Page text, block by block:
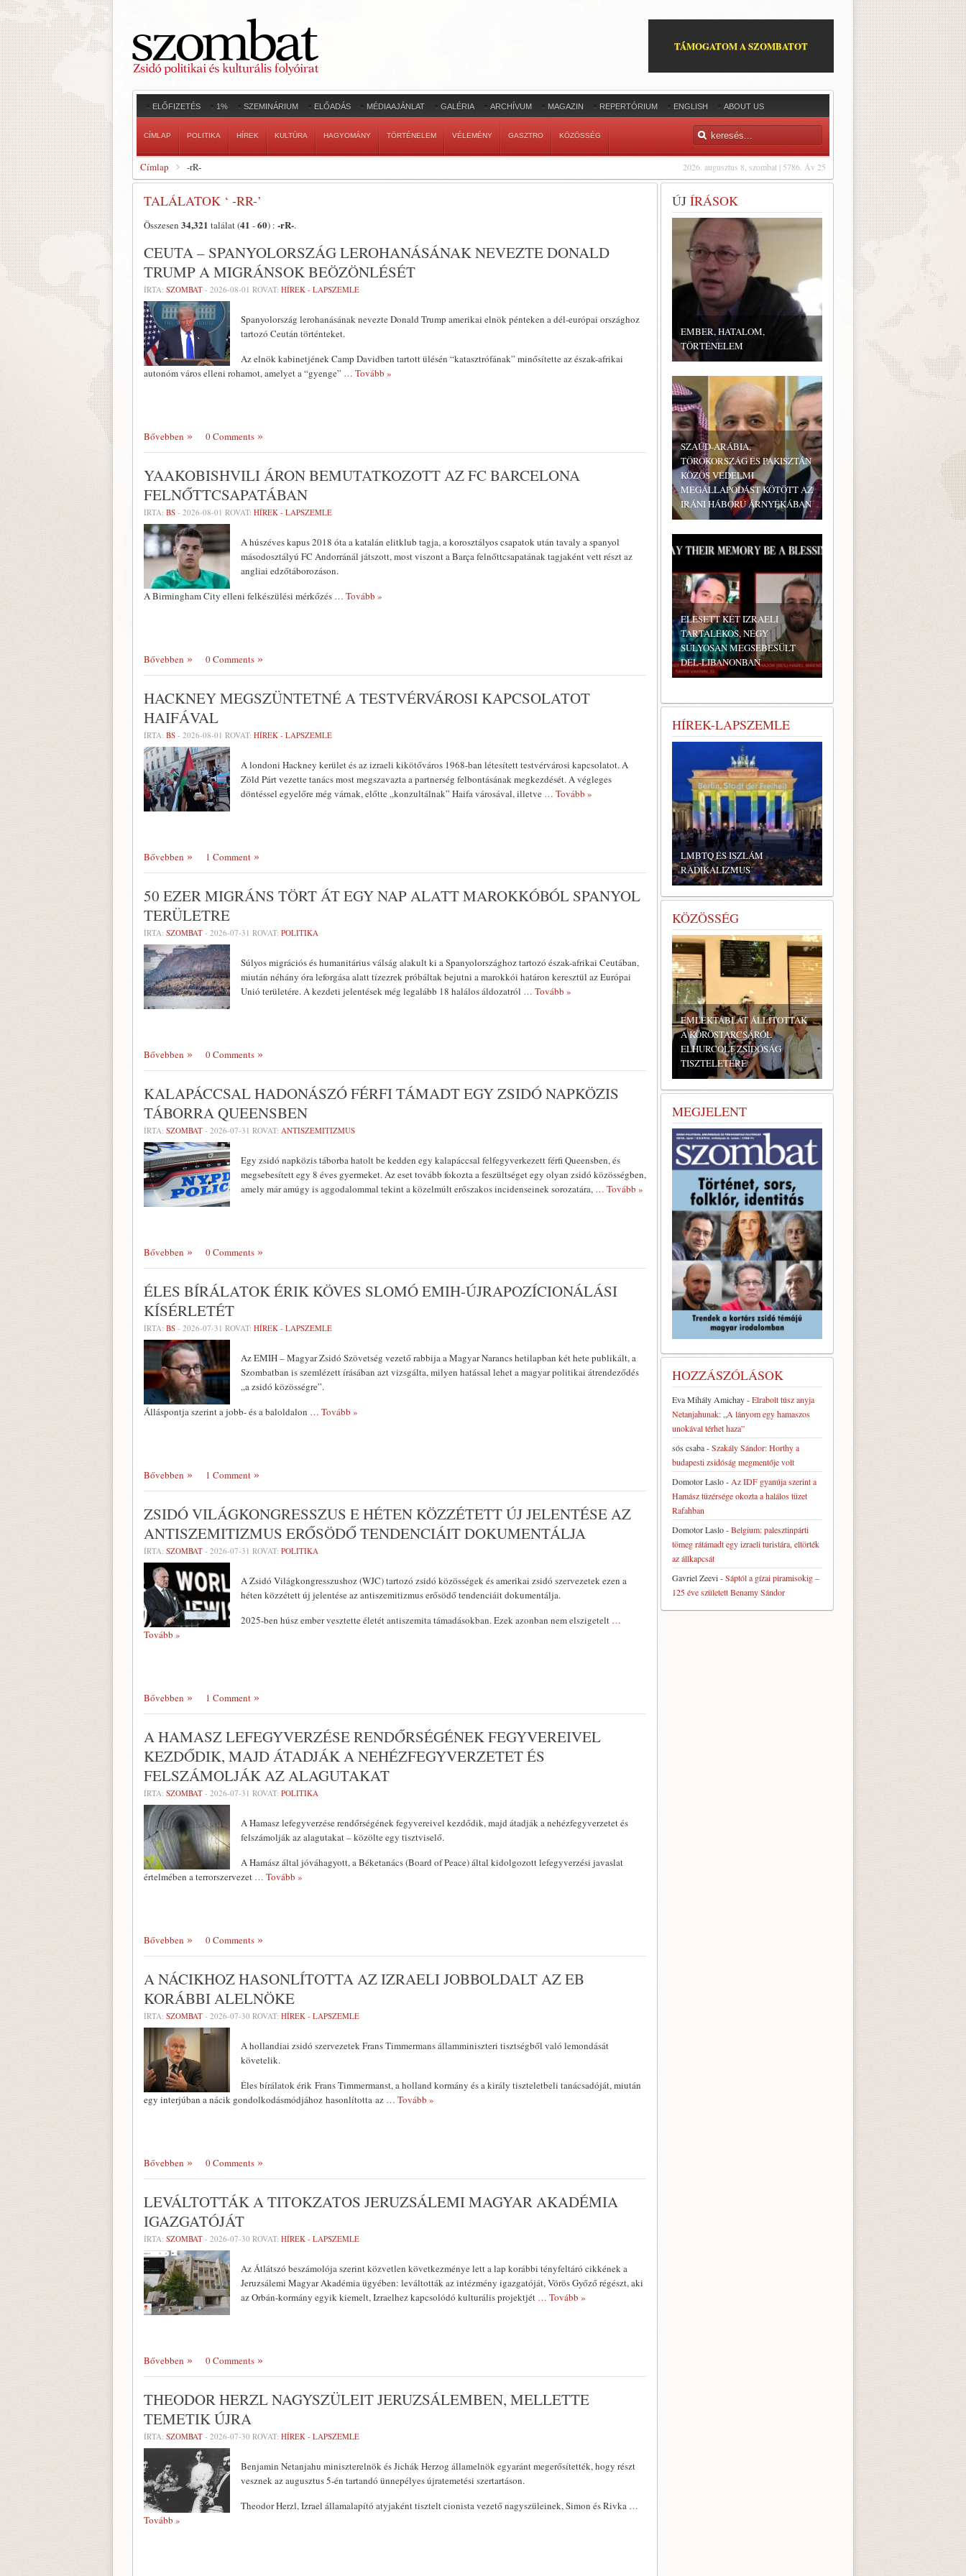
TÁMOGATOM A SZOMBATOT
ELŐFIZETÉS 1% SZEMINÁRIUM ELŐADÁS MÉDIAAJÁNLAT GALÉRIA ARCHÍVUM MAGAZIN REPERTÓRIUM ENGLISH ABOUT US
CÍMLAP POLITIKA HÍREK KULTÚRA HAGYOMÁNY TÖRTÉNELEM VÉLEMÉNY GASZTRO KÖZÖSSÉG
2026. augusztus 8, szombat | 5786. Áv 25
Címlap -rR-
TALÁLATOK ‘ -RR-’
Összesen 34,321 találat (41 -60) : -rR-.
CEUTA – SPANYOLORSZÁG LEROHANÁSÁNAK NEVEZTE DONALD
TRUMP A MIGRÁNSOK BEÖZÖNLÉSÉT
ÍRTA: SZOMBAT - 2026-08-01 ROVAT: HÍREK - LAPSZEMLE
Spanyolország lerohanásának nevezte Donald Trump amerikai elnök pénteken a dél-európai országhoz
tartozó Ceután történteket.
Az elnök kabinetjének Camp Davidben tartott ülésén “katasztrófának” minősítette az észak-afrikai
autonóm város elleni rohamot, amelyet a “gyenge” … Tovább »
Bővebben 0 Comments
YAAKOBISHVILI ÁRON BEMUTATKOZOTT AZ FC BARCELONA
FELNŐTTCSAPATÁBAN
ÍRTA: BS - 2026-08-01 ROVAT: HÍREK - LAPSZEMLE
A húszéves kapus 2018 óta a katalán elitklub tagja, a korosztályos csapatok után tavaly a spanyol
másodosztályú FC Andorránál játszott, most viszont a Barça felnőttcsapatának tagjaként vett részt az
angliai edzőtáborozáson.
A Birmingham City elleni felkészülési mérkőzés … Tovább »
Bővebben 0 Comments
HACKNEY MEGSZÜNTETNÉ A TESTVÉRVÁROSI KAPCSOLATOT
HAIFÁVAL
ÍRTA: BS - 2026-08-01 ROVAT: HÍREK - LAPSZEMLE
A londoni Hackney kerület és az izraeli kikötőváros 1968-ban létesített testvérvárosi kapcsolatot. A
Zöld Párt vezette tanács most megszavazta a partnerség felbontásának megkezdését. A végleges
döntéssel egyelőre még várnak, előtte „konzultálnak” Haifa városával, illetve … Tovább »
Bővebben 1 Comment
50 EZER MIGRÁNS TÖRT ÁT EGY NAP ALATT MAROKKÓBÓL SPANYOL
TERÜLETRE
ÍRTA: SZOMBAT - 2026-07-31 ROVAT: POLITIKA
Súlyos migrációs és humanitárius válság alakult ki a Spanyolországhoz tartozó észak-afrikai Ceutában,
miután néhány óra leforgása alatt tízezrek próbáltak bejutni a marokkói határon keresztül az Európai
Unió területére. A kezdeti jelentések még legalább 18 halálos áldozatról … Tovább »
Bővebben 0 Comments
KALAPÁCCSAL HADONÁSZÓ FÉRFI TÁMADT EGY ZSIDÓ NAPKÖZIS
TÁBORRA QUEENSBEN
ÍRTA: SZOMBAT - 2026-07-31 ROVAT: ANTISZEMITIZMUS
Egy zsidó napközis táborba hatolt be kedden egy kalapáccsal felfegyverkezett férfi Queensben, és
megsebesített egy 8 éves gyermeket. Az eset tovább fokozta a feszültséget egy olyan zsidó közösségben,
amely már amúgy is aggodalommal tekint a közelmúlt erőszakos incidenseinek sorozatára, … Tovább »
Bővebben 0 Comments
ÉLES BÍRÁLATOK ÉRIK KÖVES SLOMÓ EMIH-ÚJRAPOZÍCIONÁLÁSI
KÍSÉRLETÉT
ÍRTA: BS - 2026-07-31 ROVAT: HÍREK - LAPSZEMLE
Az EMIH – Magyar Zsidó Szövetség vezető rabbija a Magyar Narancs hetilapban két hete publikált, a
Szombatban is szemlézett írásában azt vizsgálta, milyen hatással lehet a magyar politikai átrendeződés
„a zsidó közösségre”.
Álláspontja szerint a jobb- és a baloldalon … Tovább »
Bővebben 1 Comment
ZSIDÓ VILÁGKONGRESSZUS E HÉTEN KÖZZÉTETT ÚJ JELENTÉSE AZ
ANTISZEMITIZMUS ERŐSÖDŐ TENDENCIÁIT DOKUMENTÁLJA
ÍRTA: SZOMBAT - 2026-07-31 ROVAT: POLITIKA
A Zsidó Világkongresszushoz (WJC) tartozó zsidó közösségek és amerikai zsidó szervezetek ezen a
héten közzétett új jelentése az antiszemitizmus erősödő tendenciáit dokumentálja.
2025-ben húsz ember vesztette életét antiszemita támadásokban. Ezek azonban nem elszigetelt …
Tovább »
Bővebben 1 Comment
A HAMASZ LEFEGYVERZÉSE RENDŐRSÉGÉNEK FEGYVEREIVEL
KEZDŐDIK, MAJD ÁTADJÁK A NEHÉZFEGYVERZETET ÉS
FELSZÁMOLJÁK AZ ALAGUTAKAT
ÍRTA: SZOMBAT - 2026-07-31 ROVAT: POLITIKA
A Hamasz lefegyverzése rendőrségének fegyvereivel kezdődik, majd átadják a nehézfegyverzetet és
felszámolják az alagutakat – közölte egy tisztviselő.
A Hamász által jóváhagyott, a Béketanács (Board of Peace) által kidolgozott lefegyverzési javaslat
értelmében a terrorszervezet … Tovább »
Bővebben 0 Comments
A NÁCIKHOZ HASONLÍTOTTA AZ IZRAELI JOBBOLDALT AZ EB
KORÁBBI ALELNÖKE
ÍRTA: SZOMBAT - 2026-07-30 ROVAT: HÍREK - LAPSZEMLE
A hollandiai zsidó szervezetek Frans Timmermans államminiszteri tisztségből való lemondását
követelik.
Éles bírálatok érik Frans Timmermanst, a holland kormány és a király tiszteletbeli tanácsadóját, miután
egy interjúban a nácik gondolkodásmódjához hasonlította az … Tovább »
Bővebben 0 Comments
LEVÁLTOTTÁK A TITOKZATOS JERUZSÁLEMI MAGYAR AKADÉMIA
IGAZGATÓJÁT
ÍRTA: SZOMBAT - 2026-07-30 ROVAT: HÍREK - LAPSZEMLE
Az Átlátszó beszámolója szerint közvetlen következménye lett a lap korábbi tényfeltáró cikkének a
Jeruzsálemi Magyar Akadémia ügyében: leváltották az intézmény igazgatóját, Vörös Győző régészt, aki
az Orbán-kormány egyik kiemelt, Izraelhez kapcsolódó kulturális projektjét … Tovább »
Bővebben 0 Comments
THEODOR HERZL NAGYSZÜLEIT JERUZSÁLEMBEN, MELLETTE
TEMETIK ÚJRA
ÍRTA: SZOMBAT - 2026-07-30 ROVAT: HÍREK - LAPSZEMLE
Benjamin Netanjahu miniszterelnök és Jichák Herzog államelnök egyaránt megerősítették, hogy részt
vesznek az augusztus 5-én tartandó ünnepélyes újratemetési szertartáson.
Theodor Herzl, Izrael államalapító atyjaként tisztelt cionista vezető nagyszüleinek, Simon és Rivka …
Tovább »
ÚJ ÍRÁSOK
EMBER, HATALOM,
TÖRTÉNELEM
SZAÚD-ARÁBIA,
TÖRÖKORSZÁG ÉS PAKISZTÁN
KÖZÖS VÉDELMI
MEGÁLLAPODÁST KÖTÖTT AZ
IRÁNI HÁBORÚ ÁRNYÉKÁBAN
ELESETT KÉT IZRAELI
TARTALÉKOS, NÉGY
SÚLYOSAN MEGSEBESÜLT
DÉL-LIBANONBAN
HÍREK-LAPSZEMLE
LMBTQ ÉS ISZLÁM
RADIKALIZMUS
KÖZÖSSÉG
EMLÉKTÁBLÁT ÁLLÍTOTTAK
A KÖRÖSTARCSÁRÓL
ELHURCOLT ZSIDÓSÁG
TISZTELETÉRE
MEGJELENT
HOZZÁSZÓLÁSOK
Eva Mihály Amichay-Elrabolt túsz anyja
Netanjahunak: „A lányom egy hamaszos
unokával térhet haza”
sós csaba-Szakály Sándor: Horthy a
budapesti zsidóság megmentője volt
Domotor Laslo- Az IDF gyanúja szerint a
Hamász tüzérsége okozta a halálos tüzet
Rafahban
Domotor Laslo-Belgium: palesztinpárti
tömeg rátámadt egy izraeli turistára, eltörték
az állkapcsát
Gavriel Zeevi-Sáptól a gízai piramisokig –
125 éve született Benamy Sándor